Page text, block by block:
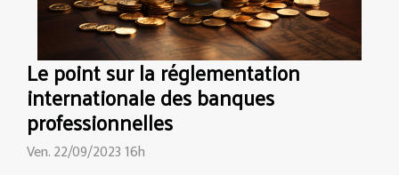
Le point sur la réglementation
internationale des banques
professionnelles
Ven. 22/09/2023 16h